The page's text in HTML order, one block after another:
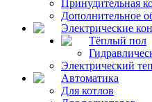
Принудительная
Дополнительное
Электрические
Тёплый пол
Электрический
Автоматика
Для котлов